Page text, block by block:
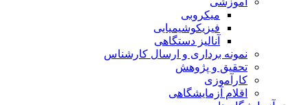
میکروبی
فیزیکوشیمیایی
آنالیز دستگاهی
نمونه برداری و ارسال کارشناس
تحقیق و پژوهش
کارآموزی
اقلام آزمایشگاهی